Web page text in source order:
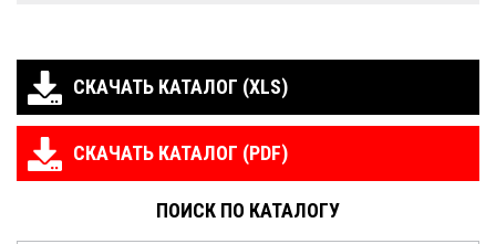
СКАЧАТЬ КАТАЛОГ (XLS)
СКАЧАТЬ КАТАЛОГ (PDF)
ПОИСК ПО КАТАЛОГУ